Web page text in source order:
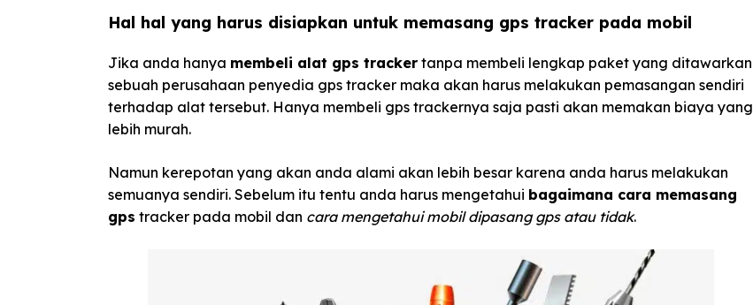
Hal hal yang harus disiapkan untuk memasang gps tracker pada mobil
Jika anda hanya membeli alat gps tracker tanpa membeli lengkap paket yang ditawarkan
sebuah perusahaan penyedia gps tracker maka akan harus melakukan pemasangan sendiri
terhadap alat tersebut. Hanya membeli gps trackernya saja pasti akan memakan biaya yang
lebih murah.
Namun kerepotan yang akan anda alami akan lebih besar karena anda harus melakukan
semuanya sendiri. Sebelum itu tentu anda harus mengetahui bagaimana cara memasang
gps tracker pada mobil dan cara mengetahui mobil dipasang gps atau tidak.